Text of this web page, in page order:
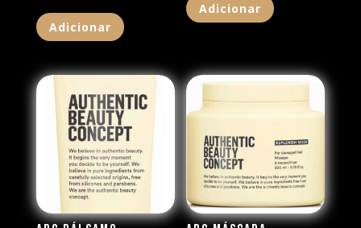
Adicionar
Adicionar